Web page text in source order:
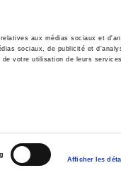
aux médias sociaux et
sociaux, de publicité et
votre utilisation de leurs
Afficher les
International